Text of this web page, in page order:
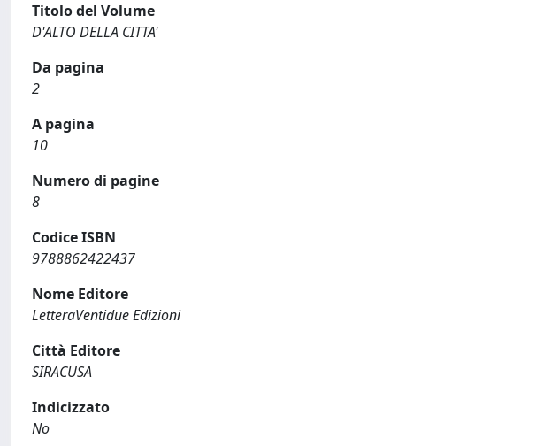
Titolo del Volume
D'ALTO DELLA CITTA'
Da pagina
2
A pagina
10
Numero di pagine
8
Codice ISBN
9788862422437
Nome Editore
LetteraVentidue Edizioni
Città Editore
SIRACUSA
Indicizzato
No